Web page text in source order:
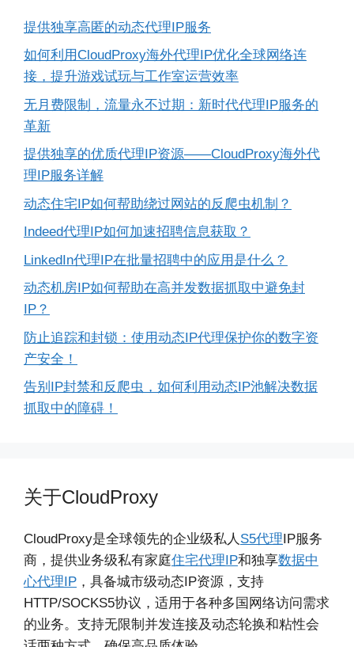
提供独享高匿的动态代理IP服务
如何利用CloudProxy海外代理IP优化全球网络连
接，提升游戏试玩与工作室运营效率
无月费限制，流量永不过期：新时代代理IP服务的
革新
提供独享的优质代理IP资源——CloudProxy海外代
理IP服务详解
动态住宅IP如何帮助绕过网站的反爬虫机制？
Indeed代理IP如何加速招聘信息获取？
LinkedIn代理IP在批量招聘中的应用是什么？
动态机房IP如何帮助在高并发数据抓取中避免封
IP？
防止追踪和封锁：使用动态IP代理保护你的数字资
产安全！
告别IP封禁和反爬虫，如何利用动态IP池解决数据
抓取中的障碍！
关于CloudProxy
CloudProxy是全球领先的企业级私人 S5代理IP服务
商，提供业务级私有家庭住宅代理IP和独享数据中
心代理IP ，具备城市级动态IP资源，支持
HTTP/SOCKS5协议，适用于各种多国网络访问需求
的业务。支持无限制并发连接及动态轮换和粘性会